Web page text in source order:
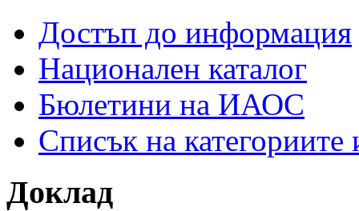
Достъп до информация
Национален каталог
Бюлетини на ИАОС
Списък на
Доклад